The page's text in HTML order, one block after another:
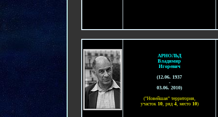
АРНОЛЬД
Владимир
Игоревич
(12.06. 1937
-
03.06. 2010)
("Новейшая" территория,
участок 10, ряд 4, место 10)